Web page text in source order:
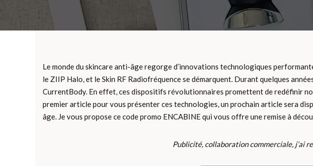
Le monde du skincare anti-âge regorge d’innovations technologiques
le ZIIP Halo, et le Skin RF Radiofréquence se démarquent. Durant quelques
CurrentBody. En effet, ces dispositifs révolutionnaires promettent de redéfinir
premier article pour vous présenter ces technologies, un prochain article sera
âge. Je vous propose ce code promo ENCABINE qui vous offre une remise à
Publicité, collaboration commerciale, j’ai